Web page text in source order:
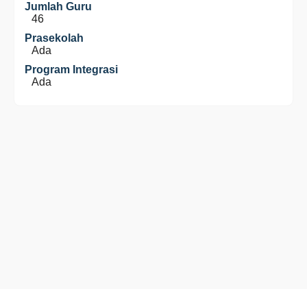
Jumlah Guru
46
Prasekolah
Ada
Program Integrasi
Ada